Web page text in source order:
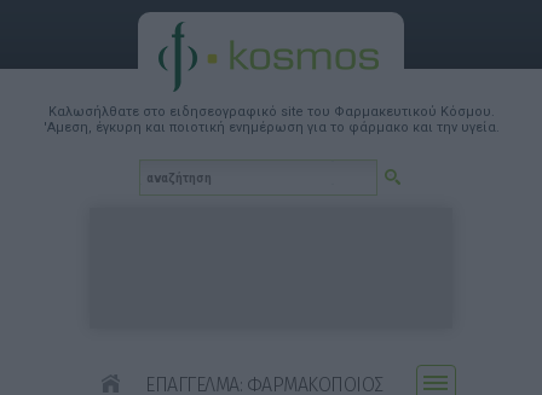
Καλωσήλθατε στο ειδησεογραφικό site του Φαρμακευτικού Κόσμου.
'Αμεση, έγκυρη και ποιοτική ενημέρωση για το φάρμακο και την υγεία.
ΕΠΑΓΓΕΛΜΑ: ΦΑΡΜΑΚΟΠΟΙΟΣ